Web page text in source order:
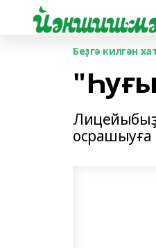
Беҙгә килгән
осрашыуға